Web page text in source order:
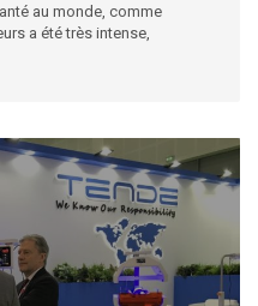
au monde, comme
a été très intense,